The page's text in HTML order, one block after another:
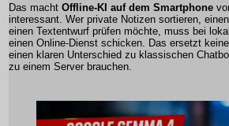
Das macht Offline-KI auf dem Smartphone
interessant. Wer private Notizen sortieren,
einen Textentwurf prüfen möchte, muss bei
einen Online-Dienst schicken. Das ersetzt
einen klaren Unterschied zu klassischen
zu einem Server brauchen.